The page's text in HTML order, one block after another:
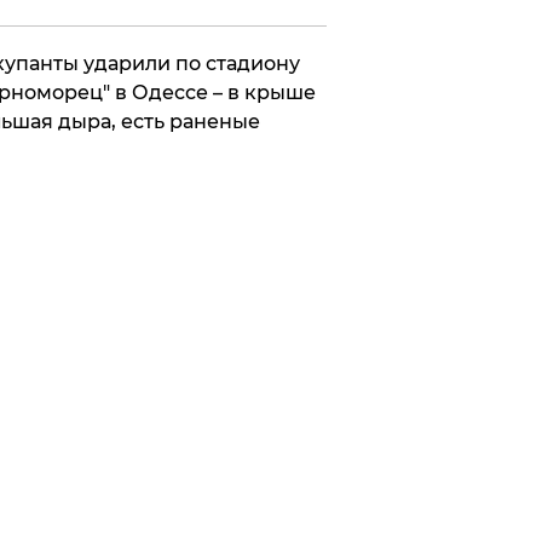
ударили по стадиону
в Одессе – в крыше
дыра, есть раненые